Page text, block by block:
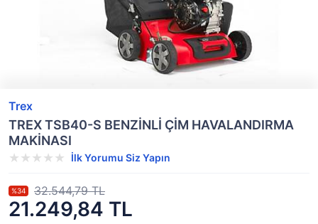
Trex
TREX TSB40-S BENZİNLİ ÇİM HAVALANDIRMA
MAKİNASI
İlk Yorumu Siz Yapın
21.249,84 TL
%34 32.544,79 TL